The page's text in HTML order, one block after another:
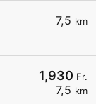
7,5 km
1,930 Fr.
7,5 km